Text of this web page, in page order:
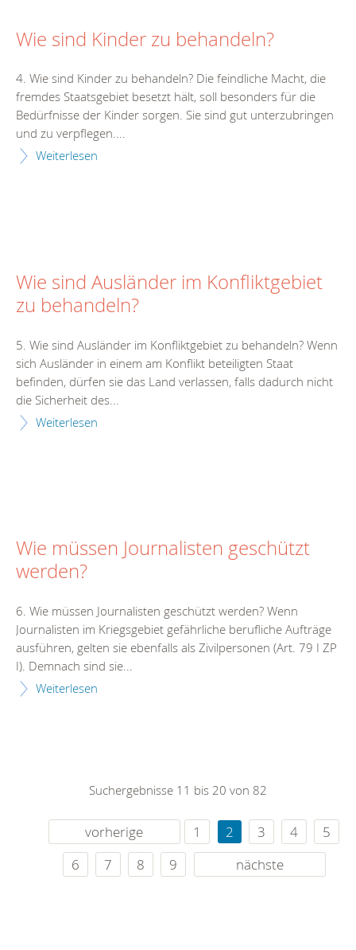
Wie sind Kinder zu behandeln?
4. Wie sind Kinder zu behandeln? Die feindliche Macht, die
fremdes Staatsgebiet besetzt hält, soll besonders für die
Bedürfnisse der Kinder sorgen. Sie sind gut unterzubringen
und zu verpflegen....
Weiterlesen
Wie sind Ausländer im Konfliktgebiet
zu behandeln?
5. Wie sind Ausländer im Konfliktgebiet zu behandeln? Wenn
sich Ausländer in einem am Konflikt beteiligten Staat
befinden, dürfen sie das Land verlassen, falls dadurch nicht
die Sicherheit des...
Weiterlesen
Wie müssen Journalisten geschützt
werden?
6. Wie müssen Journalisten geschützt werden? Wenn
Journalisten im Kriegsgebiet gefährliche berufliche Aufträge
ausführen, gelten sie ebenfalls als Zivilpersonen (Art. 79 I ZP
I). Demnach sind sie...
Weiterlesen
Suchergebnisse 11 bis 20 von 82
vorherige 1 2 3 4
5
6
7 8 9 nächste